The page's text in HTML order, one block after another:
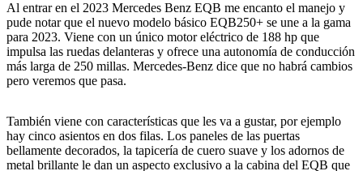
Al entrar en el 2023 Mercedes Benz EQB me encanto el manejo y
pude notar que el nuevo modelo básico EQB250+ se une a la gama
para 2023. Viene con un único motor eléctrico de 188 hp que
impulsa las ruedas delanteras y ofrece una autonomía de conducción
más larga de 250 millas. Mercedes-Benz dice que no habrá cambios
pero veremos que pasa.
También viene con características que les va a gustar, por ejemplo
hay cinco asientos en dos filas. Los paneles de las puertas
bellamente decorados, la tapicería de cuero suave y los adornos de
metal brillante le dan un aspecto exclusivo a la cabina del EQB que